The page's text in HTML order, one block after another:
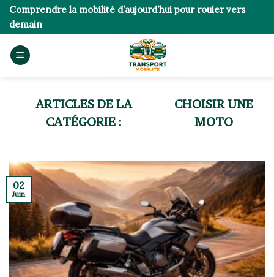
Skip
content
Comprendre la mobilité d’aujourd’hui pour rouler vers
demain
CHOISIR UNE
MOTO
02
Juin